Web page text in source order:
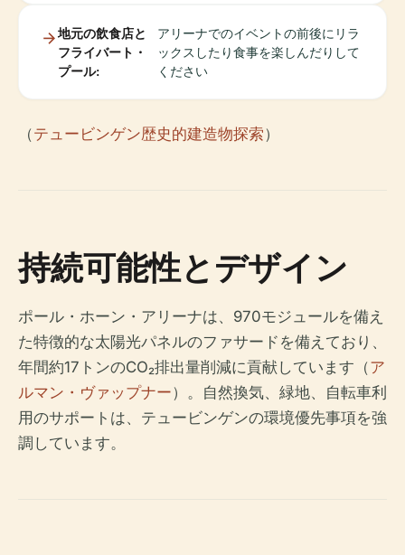
地元の飲食店と
フライバート・
プール:
アリーナでのイベントの前後にリラ
ックスしたり食事を楽しんだりして
ください
（テュービンゲン歴史的建造物探索）
持続可能性とデザイン
ポール・ホーン・アリーナは、970モジュールを備え
た特徴的な太陽光パネルのファサードを備えており、
年間約17トンのCO₂排出量削減に貢献しています（ア
ルマン・ヴァップナー）。自然換気、緑地、自転車利
用のサポートは、テュービンゲンの環境優先事項を強
調しています。